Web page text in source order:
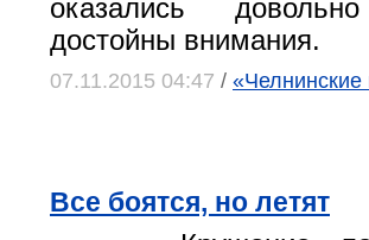
оказались
достойны внимания.
07.11.2015 04:47 /
Все боятся, но летят